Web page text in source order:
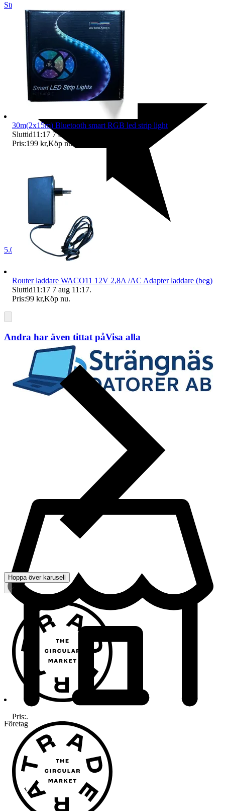
Strängnäs
5.0
Företag
30m(2x15m) Bluetooth smart RGB led strip light
Sluttid11:17 7 aug 11:17
Pris:199 kr,Köp nu
Router laddare WACO11 12V 2,8A /AC Adapter laddare (beg)
Sluttid11:17 7 aug 11:17.
Pris:99 kr,Köp nu.
Andra har även tittat påVisa alla
Hoppa över karusell
Pris:.